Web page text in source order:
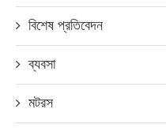
বিশেষ প্রতিবেদন
ব্যবসা
মটরস